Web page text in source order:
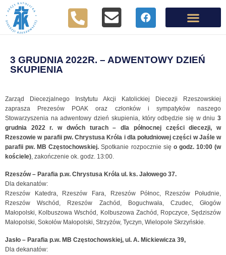
3 GRUDNIA 2022R. – ADWENTOWY DZIEŃ
SKUPIENIA
Zarząd Diecezjalnego Instytutu Akcji Katolickiej Diecezji Rzeszowskiej
zaprasza Prezesów POAK oraz członków i sympatyków naszego
Stowarzyszenia na adwentowy dzień skupienia, który odbędzie się w dniu 3
grudnia 2022 r. w dwóch turach – dla północnej części diecezji, w
Rzeszowie w parafii pw. Chrystusa Króla i dla południowej części w Jaśle w
parafii pw. MB Częstochowskiej. Spotkanie rozpocznie się o godz. 10:00 (w
kościele), zakończenie ok. godz. 13:00.
Rzeszów – Parafia p.w. Chrystusa Króla ul. ks. Jałowego 37.
Dla dekanatów:
Rzeszów Katedra, Rzeszów Fara, Rzeszów Północ, Rzeszów Południe,
Rzeszów Wschód, Rzeszów Zachód, Boguchwała, Czudec, Głogów
Małopolski, Kolbuszowa Wschód, Kolbuszowa Zachód, Ropczyce, Sędziszów
Małopolski, Sokołów Małopolski, Strzyżów, Tyczyn, Wielopole Skrzyńskie.
Jasło – Parafia p.w. MB Częstochowskiej, ul. A. Mickiewicza 39,
Dla dekanatów: